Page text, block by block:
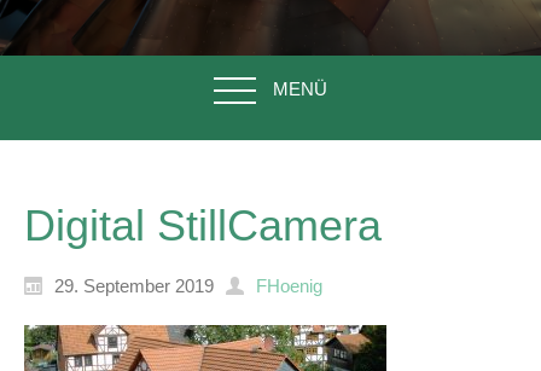
MENÜ
Digital StillCamera
29. September 2019 FHoenig